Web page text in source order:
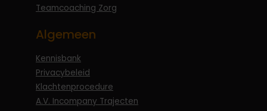
Teamcoaching Zorg
Algemeen
Kennisbank
Privacybeleid
Klachtenprocedure
A.V. Incompany Trajecten